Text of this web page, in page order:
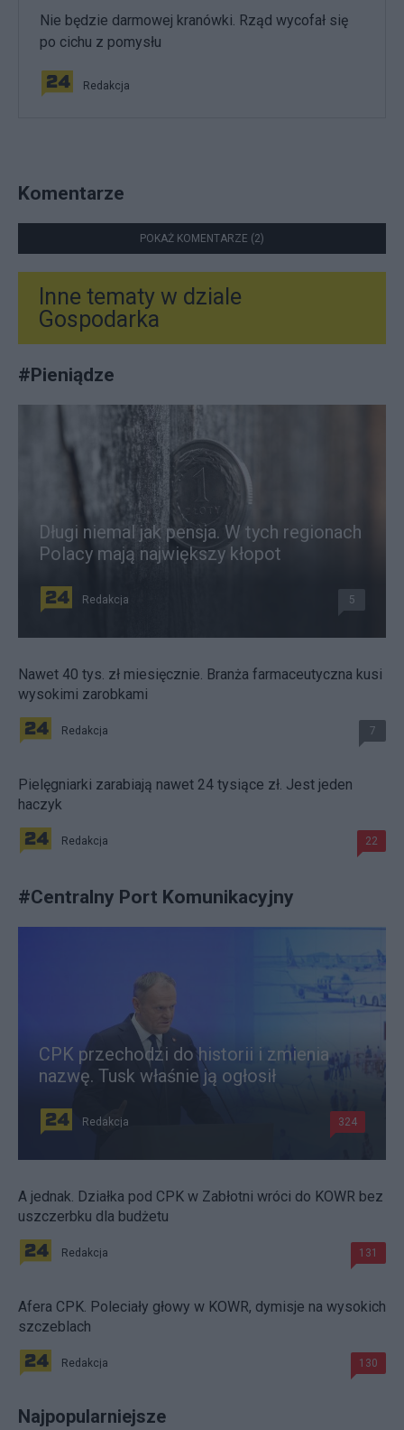
Nie będzie darmowej kranówki. Rząd wycofał się
po cichu z pomysłu
Redakcja
Komentarze
POKAŻ KOMENTARZE (2)
Inne tematy w dziale
Gospodarka
#Pieniądze
Długi niemal jak pensja. W tych regionach
Polacy mają największy kłopot
Redakcja 5
Nawet 40 tys. zł miesięcznie. Branża farmaceutyczna kusi
wysokimi zarobkami
Redakcja 7
Pielęgniarki zarabiają nawet 24 tysiące zł. Jest jeden
haczyk
Redakcja 22
#Centralny Port Komunikacyjny
CPK przechodzi do historii i zmienia
nazwę. Tusk właśnie ją ogłosił
Redakcja 324
A jednak. Działka pod CPK w Zabłotni wróci do KOWR bez
uszczerbku dla budżetu
Redakcja 131
Afera CPK. Poleciały głowy w KOWR, dymisje na wysokich
szczeblach
Redakcja 130
Najpopularniejsze